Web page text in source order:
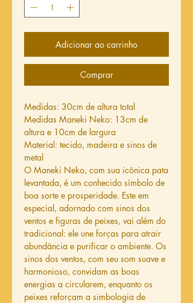
Adicionar ao carrinho
Comprar
Medidas: 30cm de altura total
Medidas Maneki Neko: 13cm de
altura e 10cm de largura
Material: tecido, madeira e sinos de
metal
O Maneki Neko, com sua icônica pata
levantada, é um conhecido símbolo de
boa sorte e prosperidade. Este em
especial, adornado com sinos dos
ventos e figuras de peixes, vai além do
tradicional: ele une forças para atrair
abundância e purificar o ambiente. Os
sinos dos ventos, com seu som suave e
harmonioso, convidam as boas
energias a circularem, enquanto os
peixes reforçam a simbologia de